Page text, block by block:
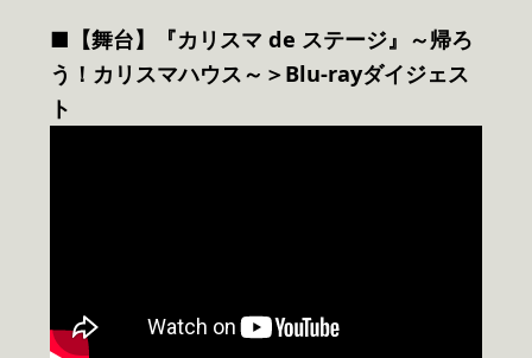
■【舞台】『カリスマ de ステージ』～帰ろ
う！カリスマハウス～＞Blu-rayダイジェス
ト